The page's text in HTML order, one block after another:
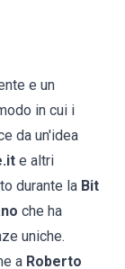
e un
in cui i
da un'idea
e altri
durante la Bit
che ha
uniche.
a Roberto